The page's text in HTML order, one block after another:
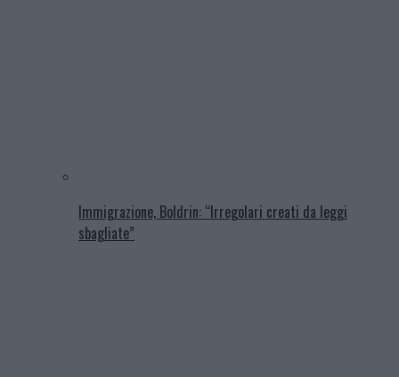
Immigrazione, Boldrin: “Irregolari creati da leggi
sbagliate”